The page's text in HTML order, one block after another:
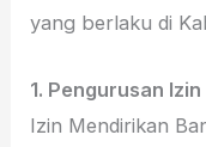
yang berlaku di
1. Pengurusan
Izin Mendirikan